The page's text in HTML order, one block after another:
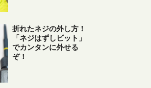
折れたネジの外し方！
「ネジはずしビット」
でカンタンに外せる
ぞ！